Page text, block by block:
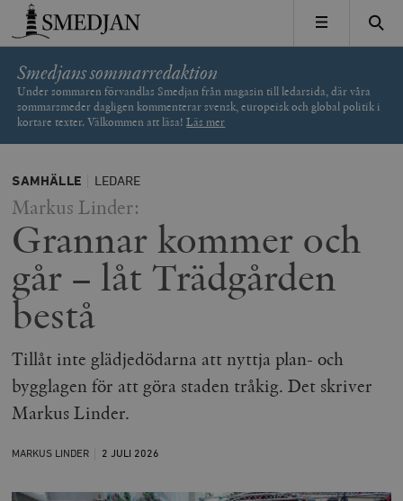
Timbro
MENY
Smedjans sommarredaktion
Under sommaren förvandlas Smedjan från magasin till ledarsida, där våra
sommarsmeder dagligen kommenterar svensk, europeisk och global politik i
kortare texter. Välkommen att läsa!Läs mer
SAMHÄLLE LEDARE
Markus Linder:
Grannar kommer och
går – låt Trädgården
bestå
Tillåt inte glädjedödarna att nyttja plan- och
bygglagen för att göra staden tråkig. Det skriver
Markus Linder.
MARKUS LINDER 2 JULI 2026